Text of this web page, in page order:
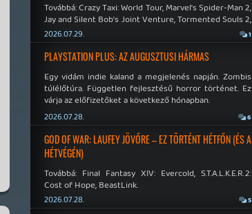
Továbbá: Crazy Taxi: World Tour, Marvel's Spider-Man 2,
Jay and Silent Bob's Joint Venture, Tormented Souls 2,
No More Room in Hell, Slain 2: The Beast Within.
2026.07.29. 1
PLAYSTATION PLUS: AZ AUGUSZTUSI HÁRMAS
Egy vidám indie kaland a megjelenés napján. Zombis
túlélőtúra. Független fejlesztésű horror történet. Ez
várja az előfizetőket a következő hónapban.
2026.07.28. 6
GOD OF WAR: LAUFEY JÖVŐRE – EZ TÖRTÉNT HÉTFŐN (ÉS A
HÉTVÉGÉN)
Továbbá: Final Fantasy XIV: Evercold, S.T.A.L.K.E.R.2:
Cost of Hope, BeastLink.
2026.07.28. 5